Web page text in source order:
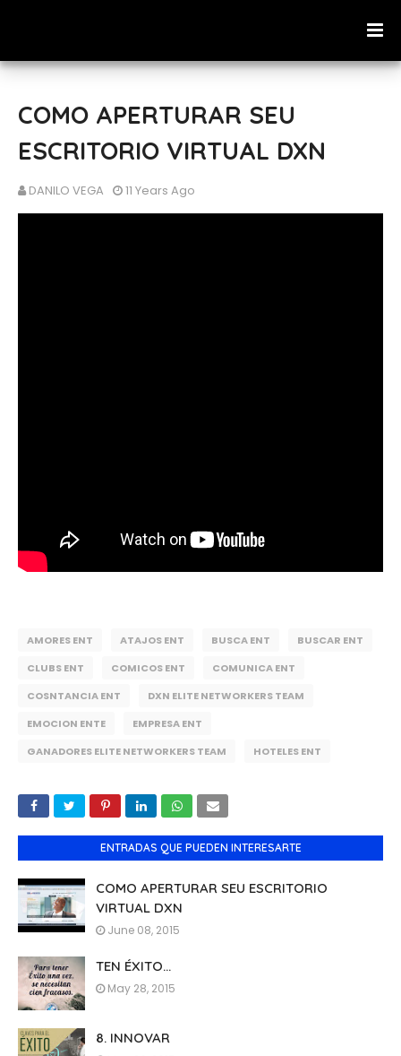
COMO APERTURAR SEU
ESCRITORIO VIRTUAL DXN
DANILO VEGA 11 Years Ago
AMORES ENT ATAJOS ENT BUSCA ENT
BUSCAR ENT
CLUBS ENT
COMICOS ENT
COMUNICA ENT
COSNTANCIA ENT
DXN ELITE NETWORKERS TEAM
EMOCION ENTE
EMPRESA ENT
GANADORES ELITE NETWORKERS TEAM
HOTELES ENT
ENTRADAS QUE PUEDEN INTERESARTE
COMO APERTURAR SEU ESCRITORIO
VIRTUAL DXN
June 08, 2015
TEN ÉXITO...
May 28, 2015
8. INNOVAR